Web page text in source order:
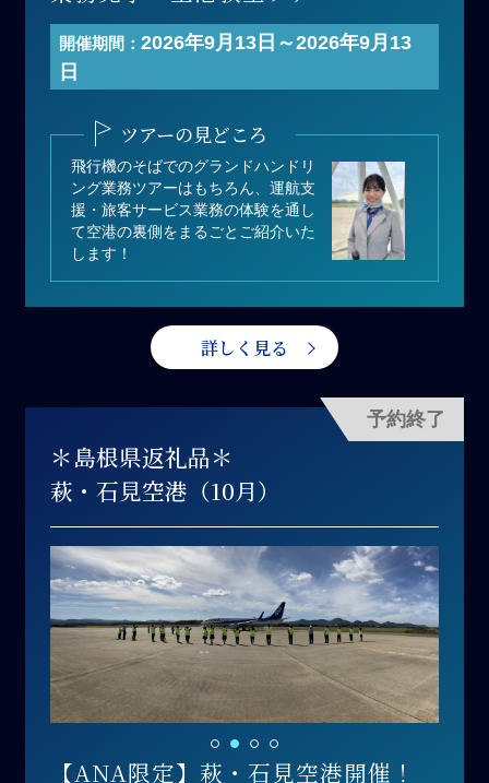
開催日 ：2026年9月13日(日)
寄付金額：110,000円（1組あたり）
募集人数：1組（1組 最大3名まで）
＊1組あたりの人数は3名以下でも寄
付可能
開催期間： 2026年9月13日～2026年9月13
日
ツアーの見どころ
飛行機のそばでのグランドハンドリ
ング業務ツアーはもちろん、運航支
援・旅客サービス業務の体験を通し
て空港の裏側をまるごとご紹介いた
します！
詳しく見る
予約終了
＊島根県返礼品＊
萩・石見空港（10月）
【ANA限定】萩・石見空港開催！